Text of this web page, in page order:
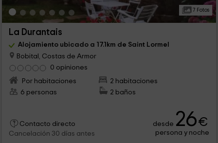
7 Fotos
La Durantais
Alojamiento ubicado a 17.1km de Saint Lormel
Bobital, Costas de Armor
0 opiniones
Por habitaciones
2 habitaciones
6 personas
2 baños
Contacto directo
Cancelación 30 días antes
desde 26€
persona y noche